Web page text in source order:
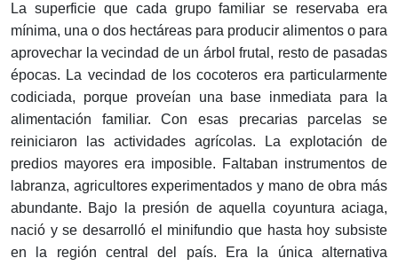
La superficie que cada grupo familiar se reservaba era
mínima, una o dos hectáreas para producir alimentos o para
aprovechar la vecindad de un árbol frutal, resto de pasadas
épocas. La vecindad de los cocoteros era particularmente
codiciada, porque proveían una base inmediata para la
alimentación familiar. Con esas precarias parcelas se
reiniciaron las actividades agrícolas. La explotación de
predios mayores era imposible. Faltaban instrumentos de
labranza, agricultores experimentados y mano de obra más
abundante. Bajo la presión de aquella coyuntura aciaga,
nació y se desarrolló el minifundio que hasta hoy subsiste
en la región central del país. Era la única alternativa